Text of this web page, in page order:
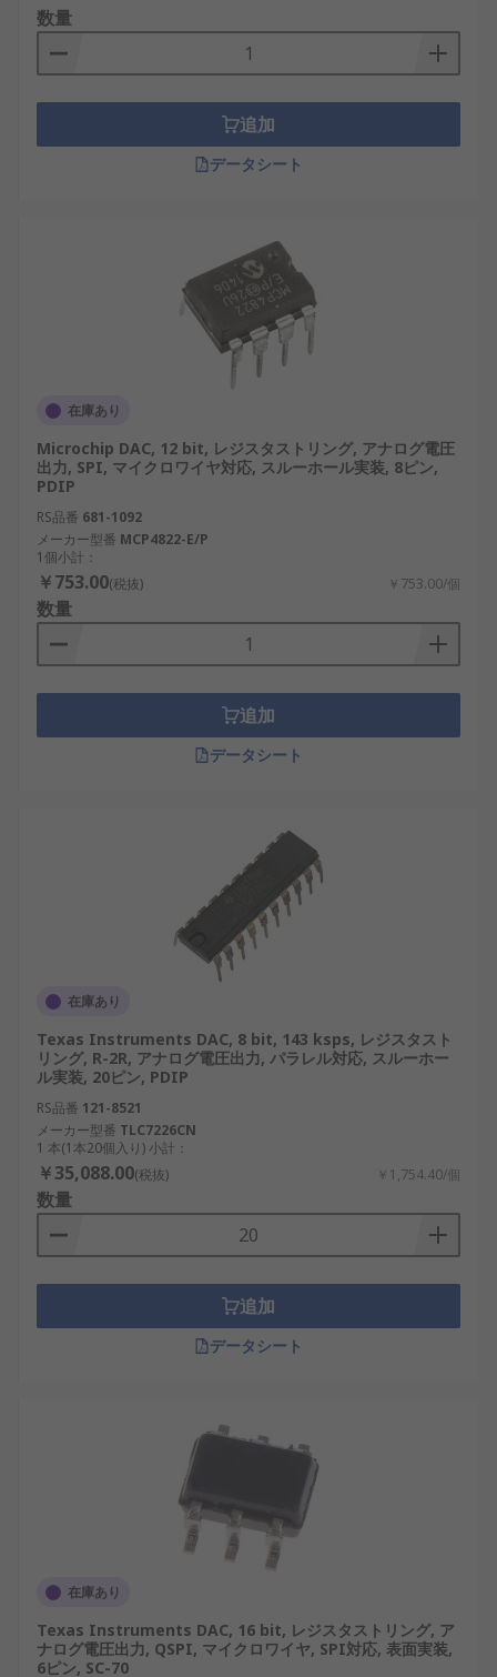
数量
追加
データシート
在庫あり
Microchip DAC, 12 bit, レジスタストリング, アナログ電圧
出力, SPI, マイクロワイヤ対応, スルーホール実装, 8ピン,
PDIP
RS品番 681-1092
メーカー型番 MCP4822-E/P
1個小計：
￥753.00(税抜) ￥753.00/個
数量
追加
データシート
在庫あり
Texas Instruments DAC, 8 bit, 143 ksps, レジスタスト
リング, R-2R, アナログ電圧出力, パラレル対応, スルーホー
ル実装, 20ピン, PDIP
RS品番 121-8521
メーカー型番 TLC7226CN
1 本(1本20個入り) 小計：
￥35,088.00(税抜) ￥1,754.40/個
数量
追加
データシート
在庫あり
Texas Instruments DAC, 16 bit, レジスタストリング, ア
ナログ電圧出力, QSPI, マイクロワイヤ, SPI対応, 表面実装,
6ピン, SC-70